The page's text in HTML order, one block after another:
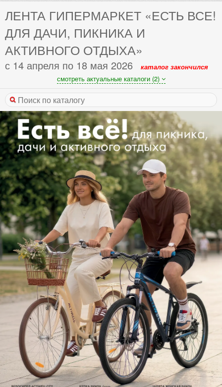
ЛЕНТА ГИПЕРМАРКЕТ «ЕСТЬ ВСЕ!
ДЛЯ ДАЧИ, ПИКНИКА И
АКТИВНОГО ОТДЫХА»
с 14 апреля по 18 мая 2026
каталог закончился
смотреть актуальные каталоги (2)